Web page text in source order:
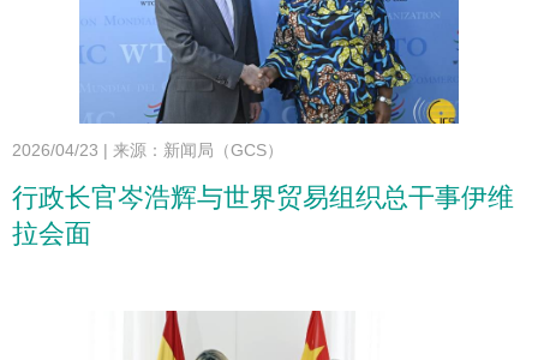
2026/04/23 | 来源：新闻局（GCS）
行政长官岑浩辉与世界贸易组织总干事伊维
拉会面